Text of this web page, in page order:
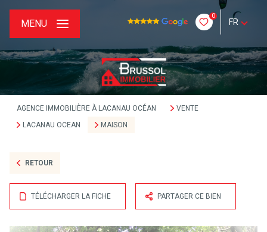
0
FR
MENU
AGENCE IMMOBILIÈRE À LACANAU OCÉAN
VENTE
LACANAU OCEAN
MAISON
RETOUR
TÉLÉCHARGER LA FICHE PARTAGER CE BIEN